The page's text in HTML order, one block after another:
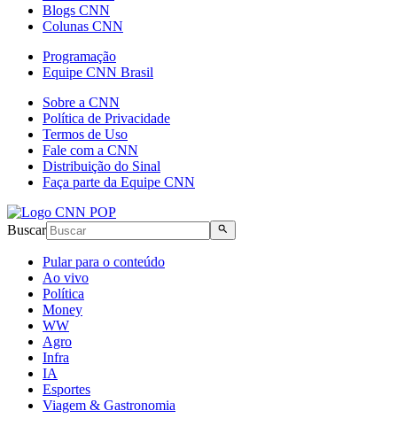
Blogs CNN
Colunas CNN
Programação
Equipe CNN Brasil
Sobre a CNN
Política de Privacidade
Termos de Uso
Fale com a CNN
Distribuição do Sinal
Faça parte da Equipe CNN
Buscar
Pular para o conteúdo
Ao vivo
Política
Money
WW
Agro
Infra
IA
Esportes
Viagem & Gastronomia